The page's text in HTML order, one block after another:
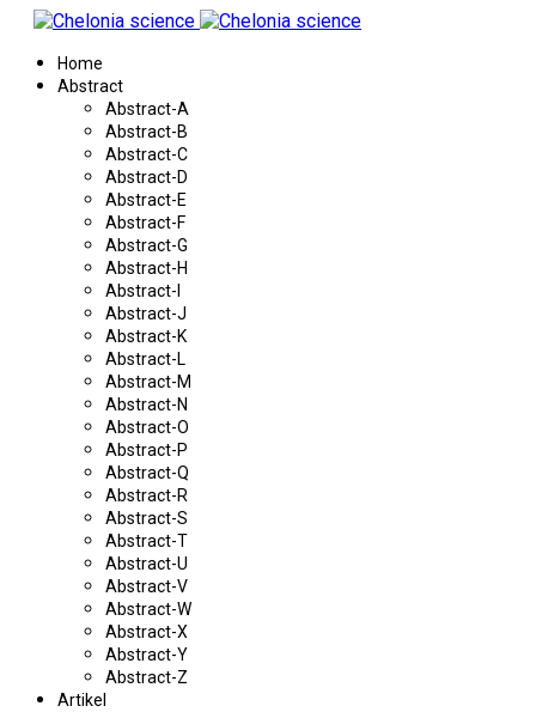
Home
Abstract
Abstract-A
Abstract-B
Abstract-C
Abstract-D
Abstract-E
Abstract-F
Abstract-G
Abstract-H
Abstract-I
Abstract-J
Abstract-K
Abstract-L
Abstract-M
Abstract-N
Abstract-O
Abstract-P
Abstract-Q
Abstract-R
Abstract-S
Abstract-T
Abstract-U
Abstract-V
Abstract-W
Abstract-X
Abstract-Y
Abstract-Z
Artikel